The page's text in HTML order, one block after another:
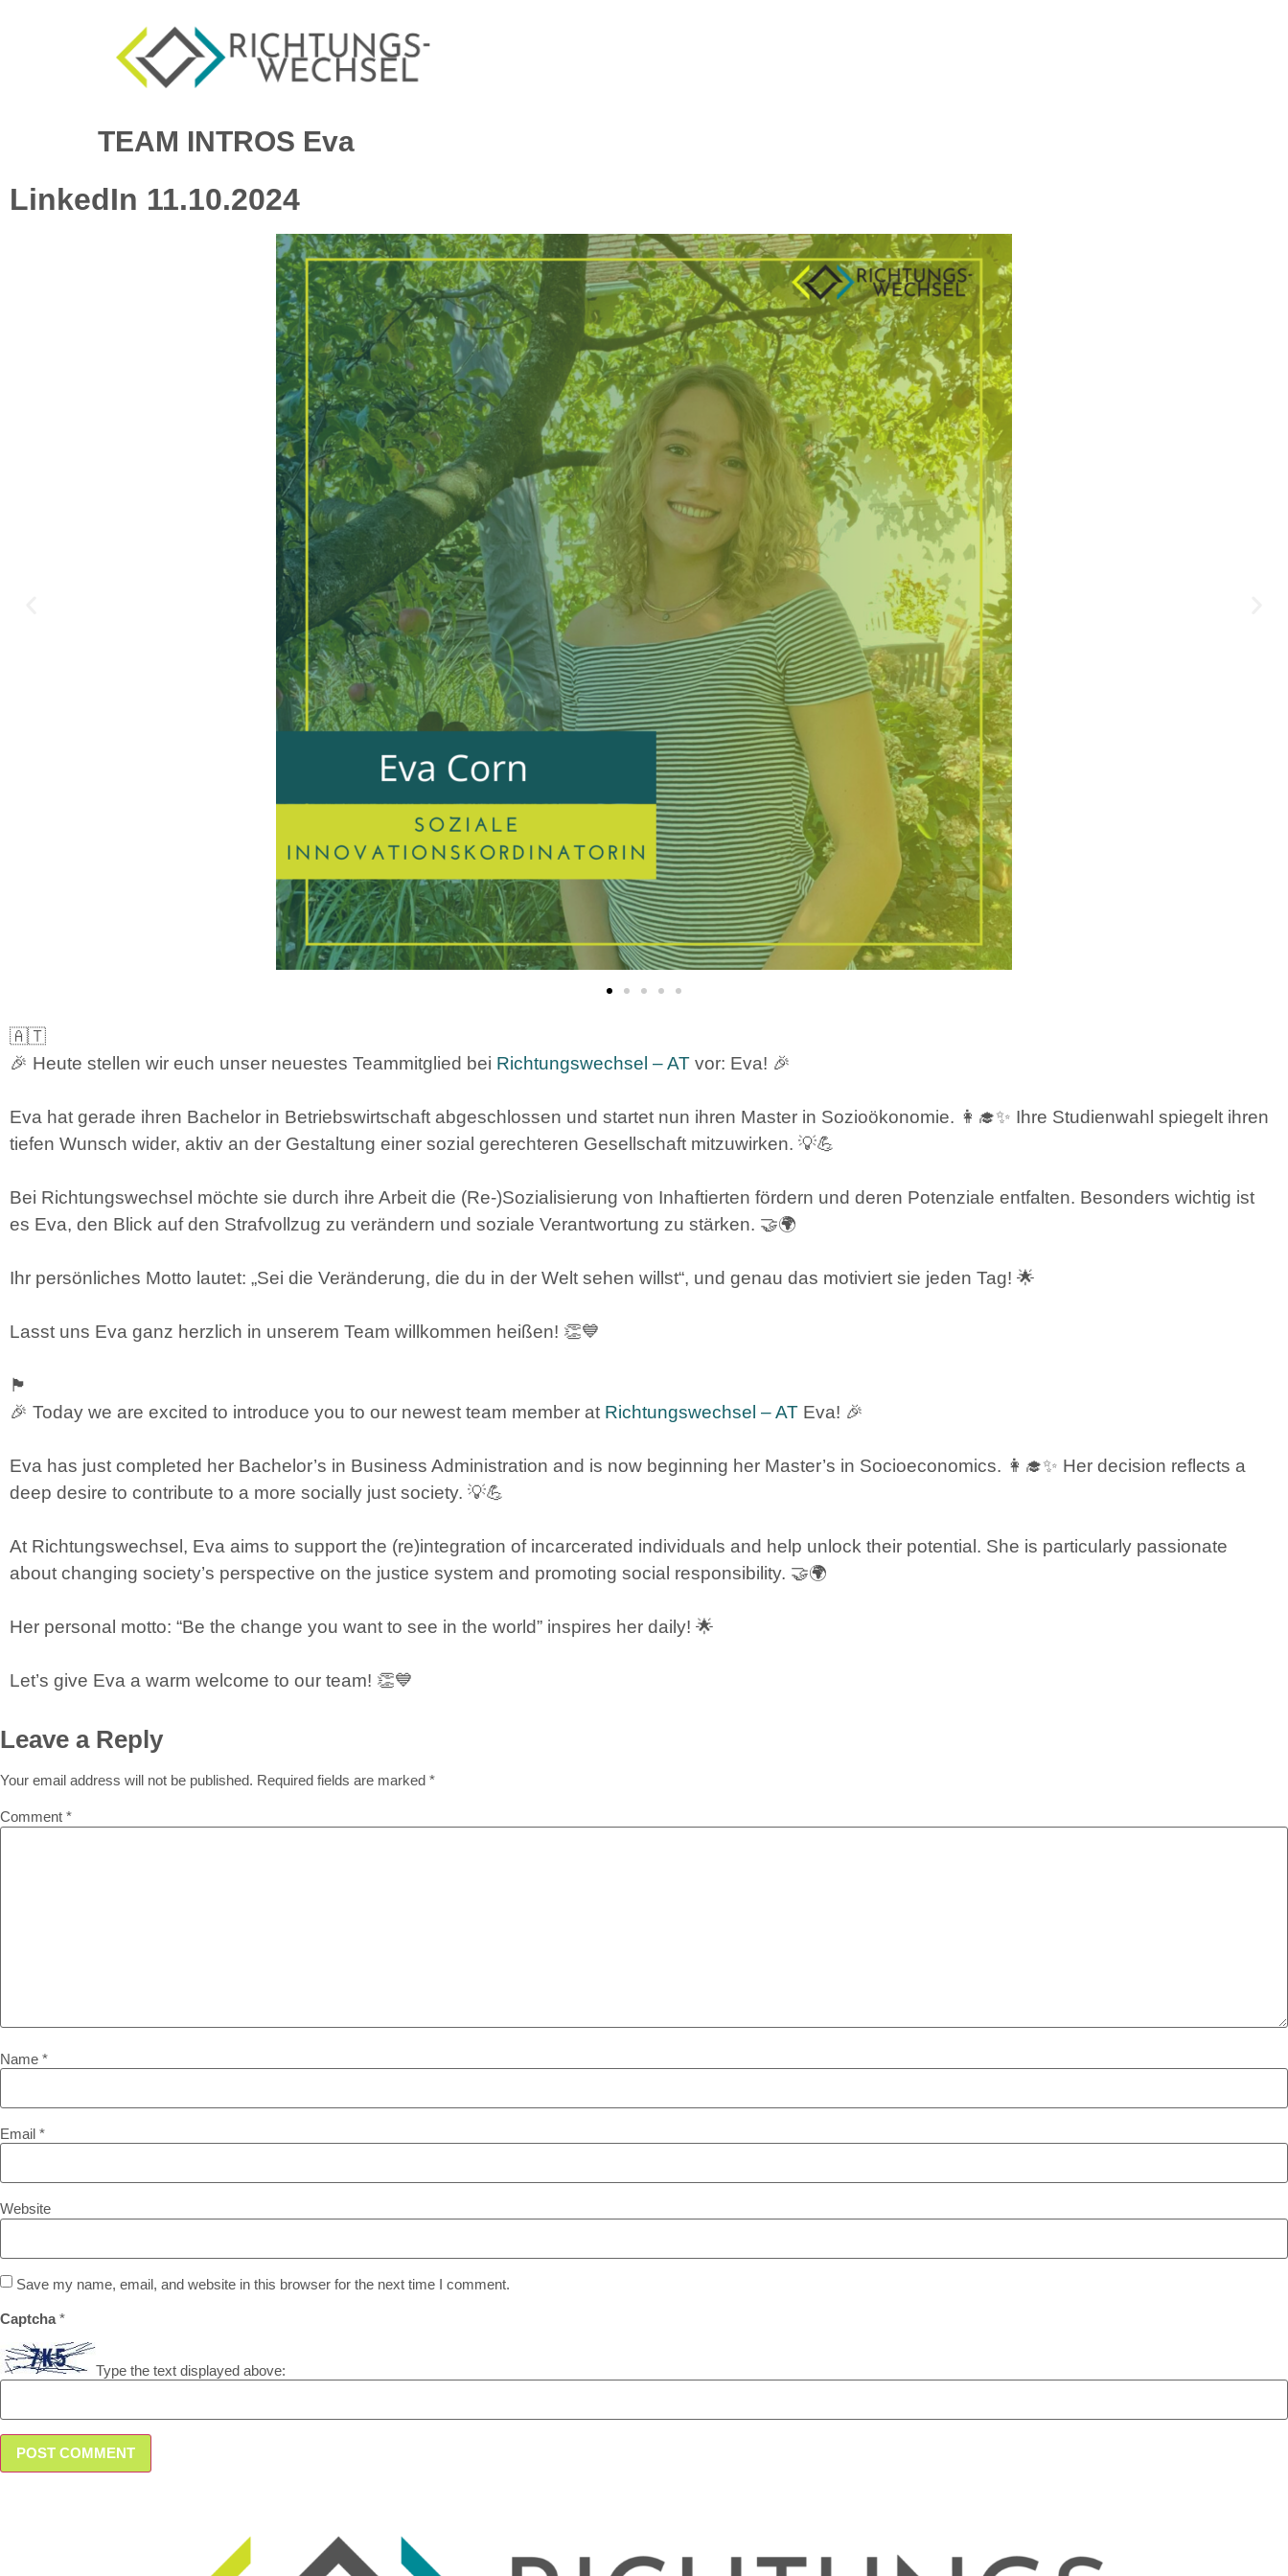
TEAM INTROS Eva
LinkedIn 11.10.2024
🇦🇹
🎉 Heute stellen wir euch unser neuestes Teammitglied bei Richtungswechsel – AT vor: Eva! 🎉
Eva hat gerade ihren Bachelor in Betriebswirtschaft abgeschlossen und startet nun ihren Master in Sozioökonomie. 👩‍🎓✨ Ihre Studienwahl spiegelt ihren
tiefen Wunsch wider, aktiv an der Gestaltung einer sozial gerechteren Gesellschaft mitzuwirken. 💡💪
Bei Richtungswechsel möchte sie durch ihre Arbeit die (Re-)Sozialisierung von Inhaftierten fördern und deren Potenziale entfalten. Besonders wichtig ist
es Eva, den Blick auf den Strafvollzug zu verändern und soziale Verantwortung zu stärken. 🤝🌍
Ihr persönliches Motto lautet: „Sei die Veränderung, die du in der Welt sehen willst“, und genau das motiviert sie jeden Tag! 🌟
Lasst uns Eva ganz herzlich in unserem Team willkommen heißen! 👏💙
🏴󠁧󠁢󠁥󠁮󠁧󠁿
🎉 Today we are excited to introduce you to our newest team member at Richtungswechsel – AT Eva! 🎉
Eva has just completed her Bachelor’s in Business Administration and is now beginning her Master’s in Socioeconomics. 👩‍🎓✨ Her decision reflects a
deep desire to contribute to a more socially just society. 💡💪
At Richtungswechsel, Eva aims to support the (re)integration of incarcerated individuals and help unlock their potential. She is particularly passionate
about changing society’s perspective on the justice system and promoting social responsibility. 🤝🌍
Her personal motto: “Be the change you want to see in the world” inspires her daily! 🌟
Let’s give Eva a warm welcome to our team! 👏💙
Leave a Reply
Your email address will not be published. Required fields are marked *
Comment *
Name *
Email *
Website
Save my name, email, and website in this browser for the next time I comment.
Captcha*
Type the text displayed above: